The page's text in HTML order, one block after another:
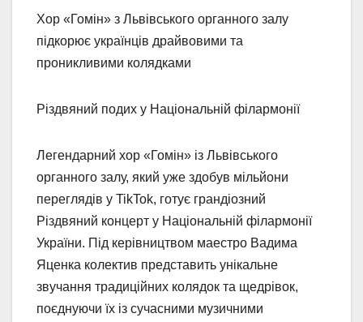
Хор «Гомін» з Львівського органного залу
підкорює українців драйвовими та
проникливими колядками
Різдвяний подих у Національній філармонії
Легендарний хор «Гомін» із Львівського
органного залу, який уже здобув мільйони
переглядів у TikTok, готує грандіозний
Різдвяний концерт у Національній філармонії
України. Під керівництвом маестро Вадима
Яценка колектив представить унікальне
звучання традиційних колядок та щедрівок,
поєднуючи їх із сучасними музичними